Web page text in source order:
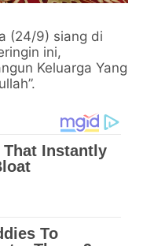
(24/9) siang di
ini,
Keluarga Yang